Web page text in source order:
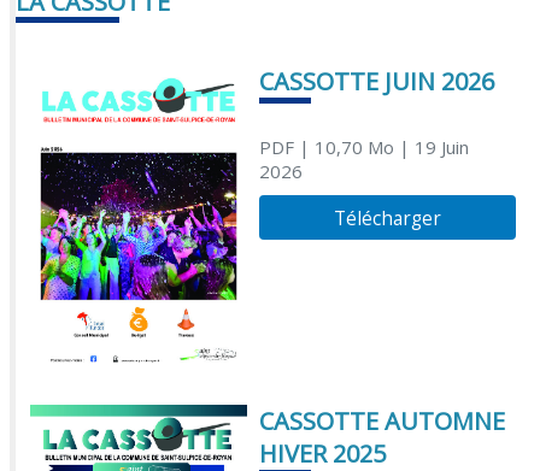
CASSOTTE JUIN 2026
PDF| 10,70 Mo | 19 Juin
2026
Télécharger
CASSOTTE AUTOMNE
HIVER 2025